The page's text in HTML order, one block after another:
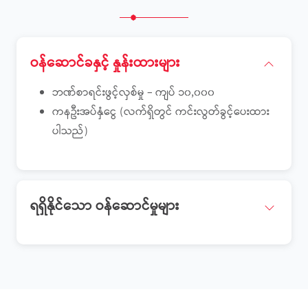
ဝန်ဆောင်ခနှင့် နှုန်းထားများ
ဘဏ်စာရင်းဖွင့်လှစ်မှု – ကျပ် ၁၀,၀၀၀
ကနဦးအပ်နှံငွေ (လက်ရှိတွင် ကင်းလွတ်ခွင့်ပေးထား
ပါသည်)
ရရှိနိုင်သော ဝန်ဆောင်မှုများ